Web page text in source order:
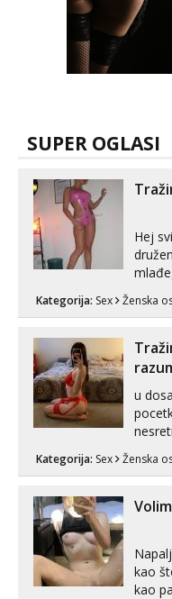
SUPER OGLASI
Hej
mlađeg 🥰 Klikni na
Kategorija: Sex Ženska
u
volim
tijelu
Kategorija: Sex Ženska
kao
kao